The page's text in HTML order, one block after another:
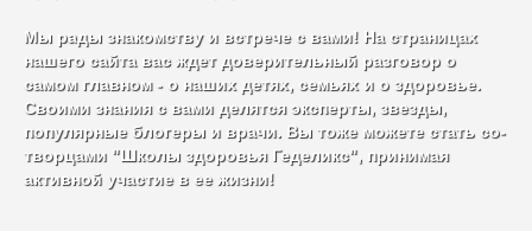
Мы рады знакомству и встрече с вами! На страницах
нашего сайта вас ждет доверительный разговор о
самом главном - о наших детях, семьях и о здоровье.
Своими знания с вами делятся эксперты, звезды,
популярные блогеры и врачи. Вы тоже можете стать со-
творцами "Школы здоровья Геделикс", принимая
активной участие в ее жизни!